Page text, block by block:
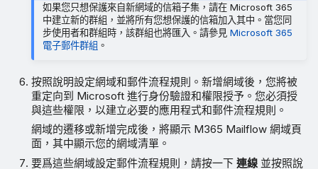
如果您只想保護來自新網域的信箱子集，請在 Microsoft 365
中建立新的群組，並將所有您想保護的信箱加入其中。當您同
步使用者和群組時，該群組也將匯入。請參見Microsoft 365
電子郵件群組 。
按照說明設定網域和郵件流程規則。新增網域後，您將被
重定向到 Microsoft 進行身份驗證和權限授予。您必須授
與這些權限，以建立必要的應用程式和郵件流程規則。
網域的遷移或新增完成後，將顯示 M365 Mailflow 網域頁
面，其中顯示您的網域清單。
要爲這些網域設定郵件流程規則，請按一下連線 並按照說